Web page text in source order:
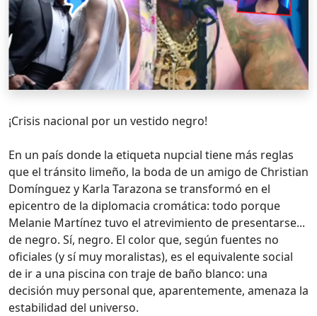
¡Crisis nacional por un vestido negro!
En un país donde la etiqueta nupcial tiene más reglas
que el tránsito limeño, la boda de un amigo de Christian
Domínguez y Karla Tarazona se transformó en el
epicentro de la diplomacia cromática: todo porque
Melanie Martínez tuvo el atrevimiento de presentarse...
de negro. Sí, negro. El color que, según fuentes no
oficiales (y sí muy moralistas), es el equivalente social
de ir a una piscina con traje de baño blanco: una
decisión muy personal que, aparentemente, amenaza la
estabilidad del universo.